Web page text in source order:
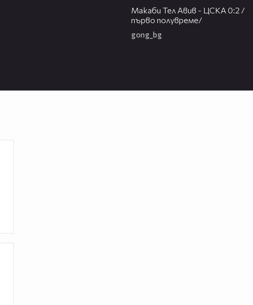
Макаби Тел Авив - ЦСКА 0:2 /
първо полувреме/
gong_bg